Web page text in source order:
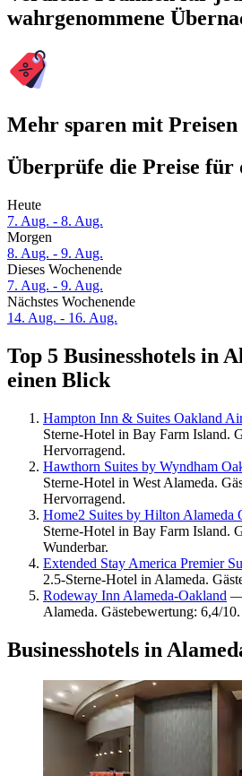
wahrgenommene
Mehr sparen mit
Überprüfe die Preise für
Heute
7. Aug. - 8. Aug.
Morgen
8. Aug. - 9. Aug.
Dieses Wochenende
7. Aug. - 9. Aug.
Nächstes Wochenende
14. Aug. - 16. Aug.
Top 5 Businesshotels in
einen Blick
Hampton Inn & Suites Oakland
Sterne-Hotel in Bay Farm Island.
Hervorragend.
Hawthorn Suites by Wyndham
Sterne-Hotel in West Alameda.
Hervorragend.
Home2 Suites by Hilton Alameda
Sterne-Hotel in Bay Farm Island.
Wunderbar.
Extended Stay America Premier
2.5-Sterne-Hotel in Alameda.
Rodeway Inn Alameda-Oakland —
Alameda. Gästebewertung: 6,4/10.
Businesshotels in